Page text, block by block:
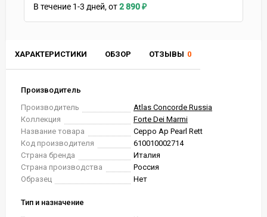
ХАРАКТЕРИСТИКИ ОБЗОР ОТЗЫВЫ 0
Производитель
Производитель
Atlas Concorde Russia
Коллекция
Forte Dei Marmi
Название товара
Ceppo Ap Pearl Rett
Код производителя
610010002714
Страна бренда
Италия
Страна производства
Россия
Образец
Нет
Тип и назначение
В течение 1-3 дней 2 890₽